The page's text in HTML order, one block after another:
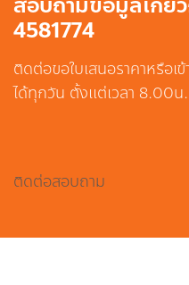
4581774
ติดต่อขอใบเสนอราคาหรือเ
ได้ทุกวัน ตั้งแต่เวลา 8.00
ติดต่อสอบถาม